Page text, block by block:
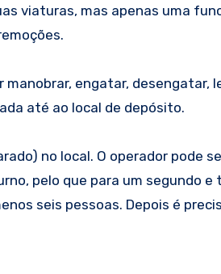
viaturas, mas apenas uma
engatar, desengatar,
até ao local de depósito.
no local. O operador pode
pelo que para um segundo
seis pessoas. Depois é